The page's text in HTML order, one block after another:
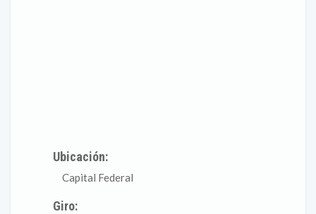
Ubicación:
Capital Federal
Giro: